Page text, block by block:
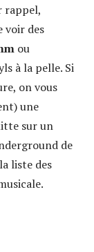
rappel,
voir des
ou
à la pelle. Si
on vous
une
sur un
de
liste des